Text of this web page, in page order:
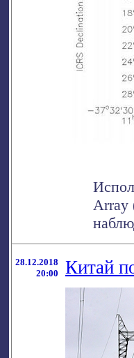
Array
28.12.2018
20:00
Китай